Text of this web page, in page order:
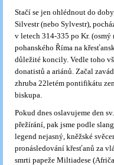
Stačí se jen ohlédnout do
Silvestr (nebo Sylvestr),
v letech 314-335 po Kr.
pohanského Říma na
důležité koncily. Vedle toho
donatistů a ariánů. Začal
zhruba 22letém pontifikátu
biskupa.
Pokud dnes oslavujeme den
přežírání, pak jsme podle
legend nejasný, kněžské
pronásledování křesťanů za
smrti papeže Miltiadese